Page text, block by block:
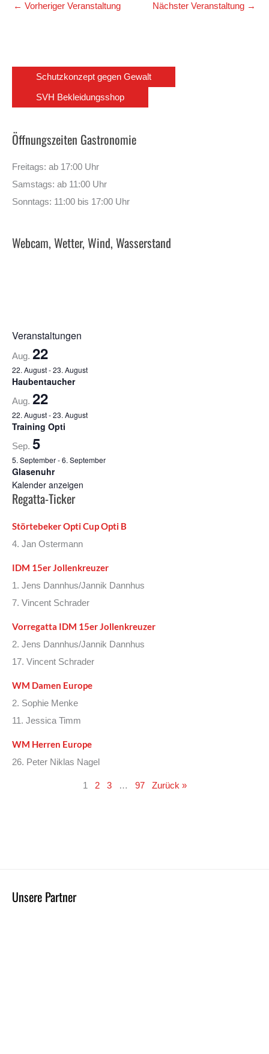
← Vorheriger Veranstaltung Nächster Veranstaltung →
Schutzkonzept gegen Gewalt
SVH Bekleidungsshop
Öffnungszeiten Gastronomie
Freitags: ab 17:00 Uhr
Samstags: ab 11:00 Uhr
Sonntags: 11:00 bis 17:00 Uhr
Webcam, Wetter, Wind, Wasserstand
Veranstaltungen
Aug. 22
22. August-23. August
Haubentaucher
Aug. 22
22. August-23. August
Training Opti
Sep. 5
5. September-6. September
Glasenuhr
Kalender anzeigen
Regatta-Ticker
Störtebeker Opti Cup Opti B
4. Jan Ostermann
IDM 15er Jollenkreuzer
1. Jens Dannhus/Jannik Dannhus
7. Vincent Schrader
Vorregatta IDM 15er Jollenkreuzer
2. Jens Dannhus/Jannik Dannhus
17. Vincent Schrader
WM Damen Europe
2. Sophie Menke
11. Jessica Timm
WM Herren Europe
26. Peter Niklas Nagel
1 2 3 … 97 Zurück »
Unsere Partner